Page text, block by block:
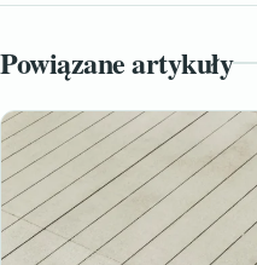
Powiązane artykuły